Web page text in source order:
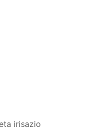
irisazio